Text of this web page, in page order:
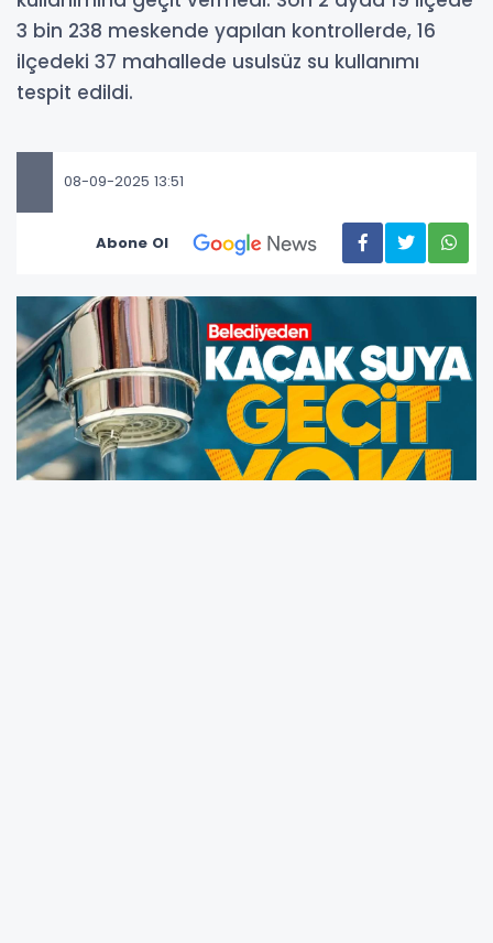
3 bin 238 meskende yapılan kontrollerde, 16
ilçedeki 37 mahallede usulsüz su kullanımı
tespit edildi.
08-09-2025 13:51
Abone Ol